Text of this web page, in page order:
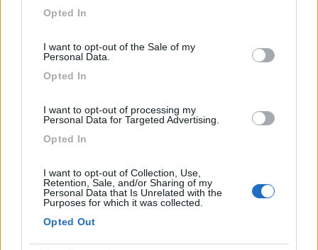
use your data for below specified purposes in below Google
Opted In
I want to opt-out of the Sale of my
Personal Data.
Opted In
I want to opt-out of processing my
Personal Data for Targeted Advertising.
Opted In
I want to opt-out of Collection, Use,
Retention, Sale, and/or Sharing of my
Personal Data that Is Unrelated with the
Purposes for which it was collected.
Opted Out
un’interpretazione della norma diversa da quella indicata
che l’art. 185 comma 1 cds tende proprio ad escludere".
Insomma se il tuo camper poggiava con una ruota su una lastra
di pietra, su un dosso artificiale, su un ramo, su una lattina o su
configurare il campeggio, sempre secondo il Ministero
dell'Interno.
fa con SergioRM che aveva spiegato a tutti gli avvocati da
tastiera i dettagli della suddetta nota, pubblicando il testo
integrale, ma inutilmente e fino allo sfinimento.
Colgo l'occasione per salutare SergioRM che ha perso la
pazienza per colpa di chi non sa tacere.